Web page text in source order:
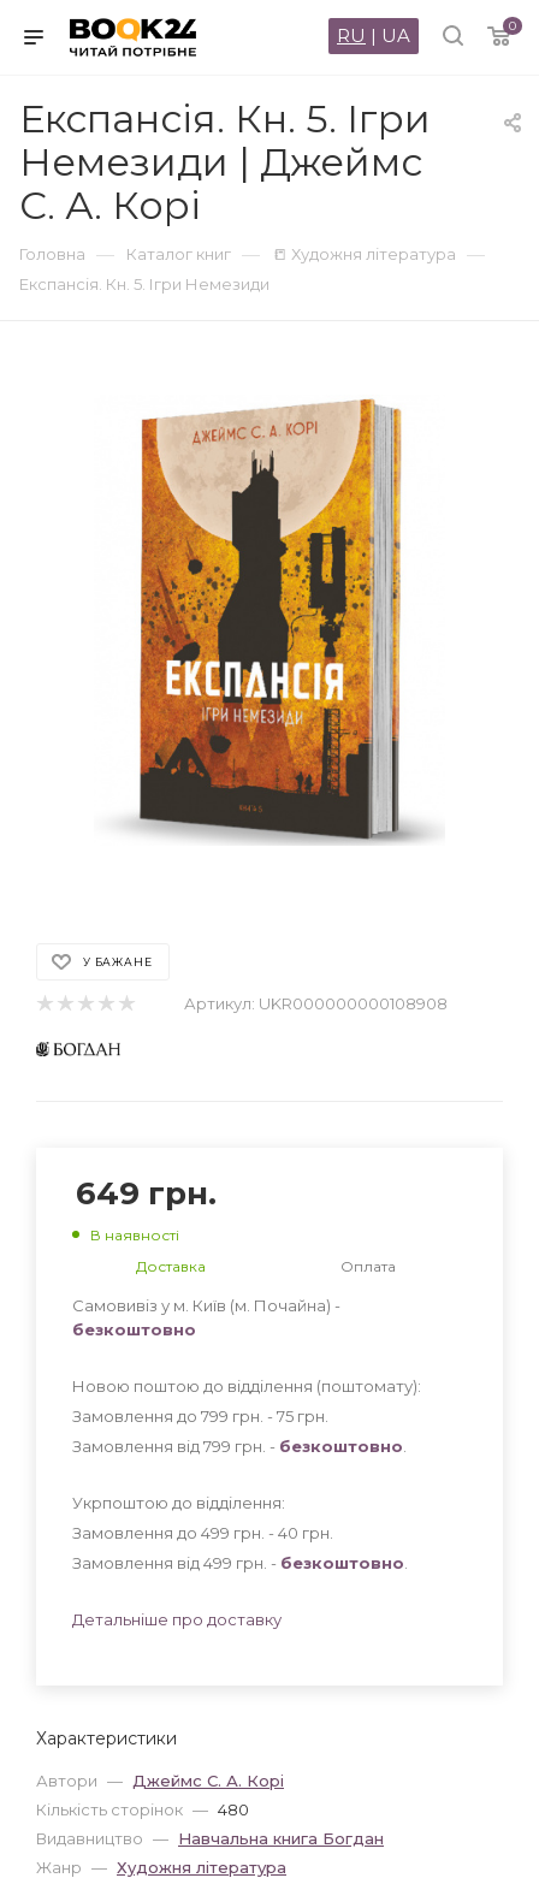
0
RU | UA
Експансія. Кн. 5. Ігри
Немезиди | Джеймс
С. А. Корі
Головна — Каталог книг — 📒 Художня література —
Експансія. Кн. 5. Ігри Немезиди
У БАЖАНЕ
Артикул: UKR000000000108908
Характеристики
Автори — Джеймс С. А. Корі
Кількість сторінок — 480
Видавництво — Навчальна книга Богдан
Жанр — Художня література
649 грн.
В наявності
Доставка
Оплата
Самовивіз у м. Київ (м. Почайна) -
безкоштовно
Новою поштою до відділення (поштомату):
Замовлення до 799 грн. - 75 грн
Замовлення від 799 грн. - безкоштовно
Укрпоштою до відділення:
Замовлення до 499 грн. - 40 грн
Замовлення від 499 грн. - безкоштовно
Детальніше про доставку